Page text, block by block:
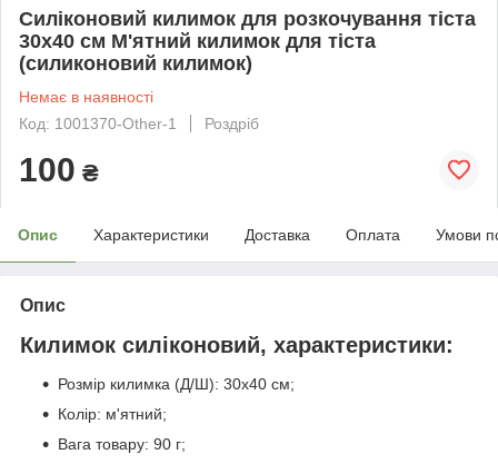
Силіконовий килимок для розкочування тіста
30х40 см М'ятний килимок для тіста
(силиконовий килимок)
Немає в наявності
Код: 1001370-Other-1
Роздріб
100 ₴
Опис Характеристики Доставка Оплата Умови
Опис
Килимок силіконовий, характеристики:
Розмір килимка (Д/Ш): 30х40 см;
Колір: м'ятний;
Вага товару: 90 г;